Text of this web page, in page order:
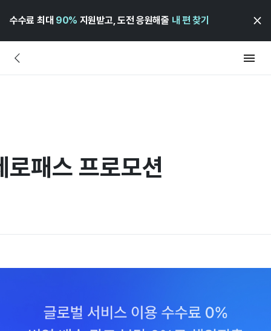
수수료 최대 90% 지원받고, 도전 응원해줄 내 편 찾기
패스 프로모션